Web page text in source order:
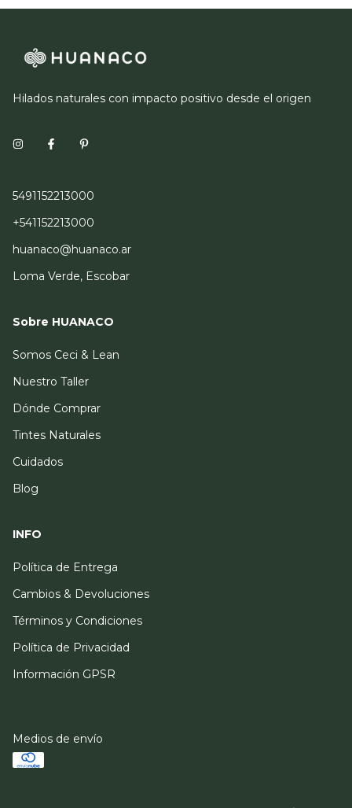
Hilados naturales con impacto positivo desde el origen
5491152213000
+541152213000
huanaco@huanaco.ar
Loma Verde, Escobar
Sobre HUANACO
Somos Ceci & Lean
Nuestro Taller
Dónde Comprar
Tintes Naturales
Cuidados
Blog
INFO
Política de Entrega
Cambios & Devoluciones
Términos y Condiciones
Política de Privacidad
Información GPSR
Medios de envío